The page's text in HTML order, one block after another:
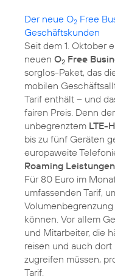
Der neue O2 Free
Geschäftskunden
Seit dem 1. Oktober
neuen O2 Free
sorglos-Paket, das
mobilen
Tarif enthält – und
fairen Preis. Denn
unbegrenztem LTE-
bis zu fünf Geräten
europaweite
Roaming Leistungen
Für 80 Euro im
umfassenden Tarif,
können. Vor allem
und Mitarbeiter, die
reisen und auch
zugreifen müssen,
Tarif.